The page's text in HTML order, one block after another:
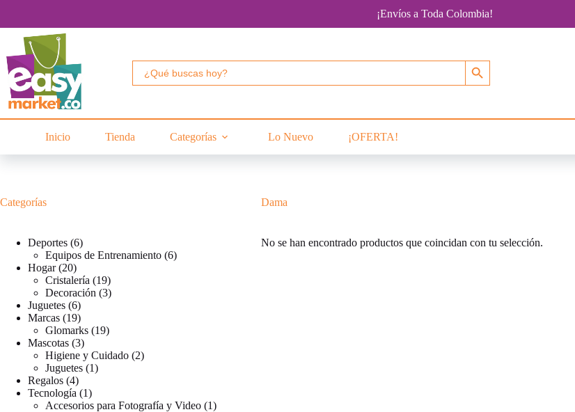
contenido
¡Envíos a Toda Colombia!
Buscar:
Botón de búsqueda
Inicio Tienda Categorías Lo Nuevo ¡OFERTA!
Dama
No se han encontrado productos que coincidan con tu selección.
Categorías
Deportes 66
productos
Equipos de Entrenamiento 66
Hogar 2020
productos
Cristalería 1919
productos
Decoración 33
Juguetes 66
productos
Marcas 1919
productos
Glomarks 1919
Mascotas 33
productos
Higiene y Cuidado 22
Juguetes 11
Regalos 44
productos
Tecnología 11
producto
Accesorios para Fotografía y Video 11